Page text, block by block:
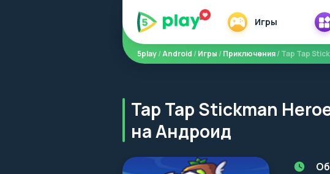
Игры
5play/Android /Игры /Приключения/ Tap Tap
Tap Tap Stickman
на Андроид